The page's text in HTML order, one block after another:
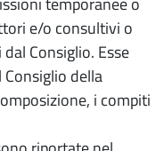
e/o consultivi o
Consiglio. Esse
della
i compiti